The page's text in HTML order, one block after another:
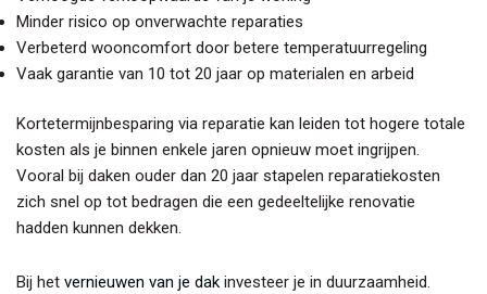
Minder risico op onverwachte reparaties
Verbeterd wooncomfort door betere temperatuurregeling
Vaak garantie van 10 tot 20 jaar op materialen en arbeid
Kortetermijnbesparing via reparatie kan leiden tot hogere totale
kosten als je binnen enkele jaren opnieuw moet ingrijpen.
Vooral bij daken ouder dan 20 jaar stapelen reparatiekosten
zich snel op tot bedragen die een gedeeltelijke renovatie
hadden kunnen dekken.
Bij het vernieuwen van je dak investeer je in duurzaamheid.